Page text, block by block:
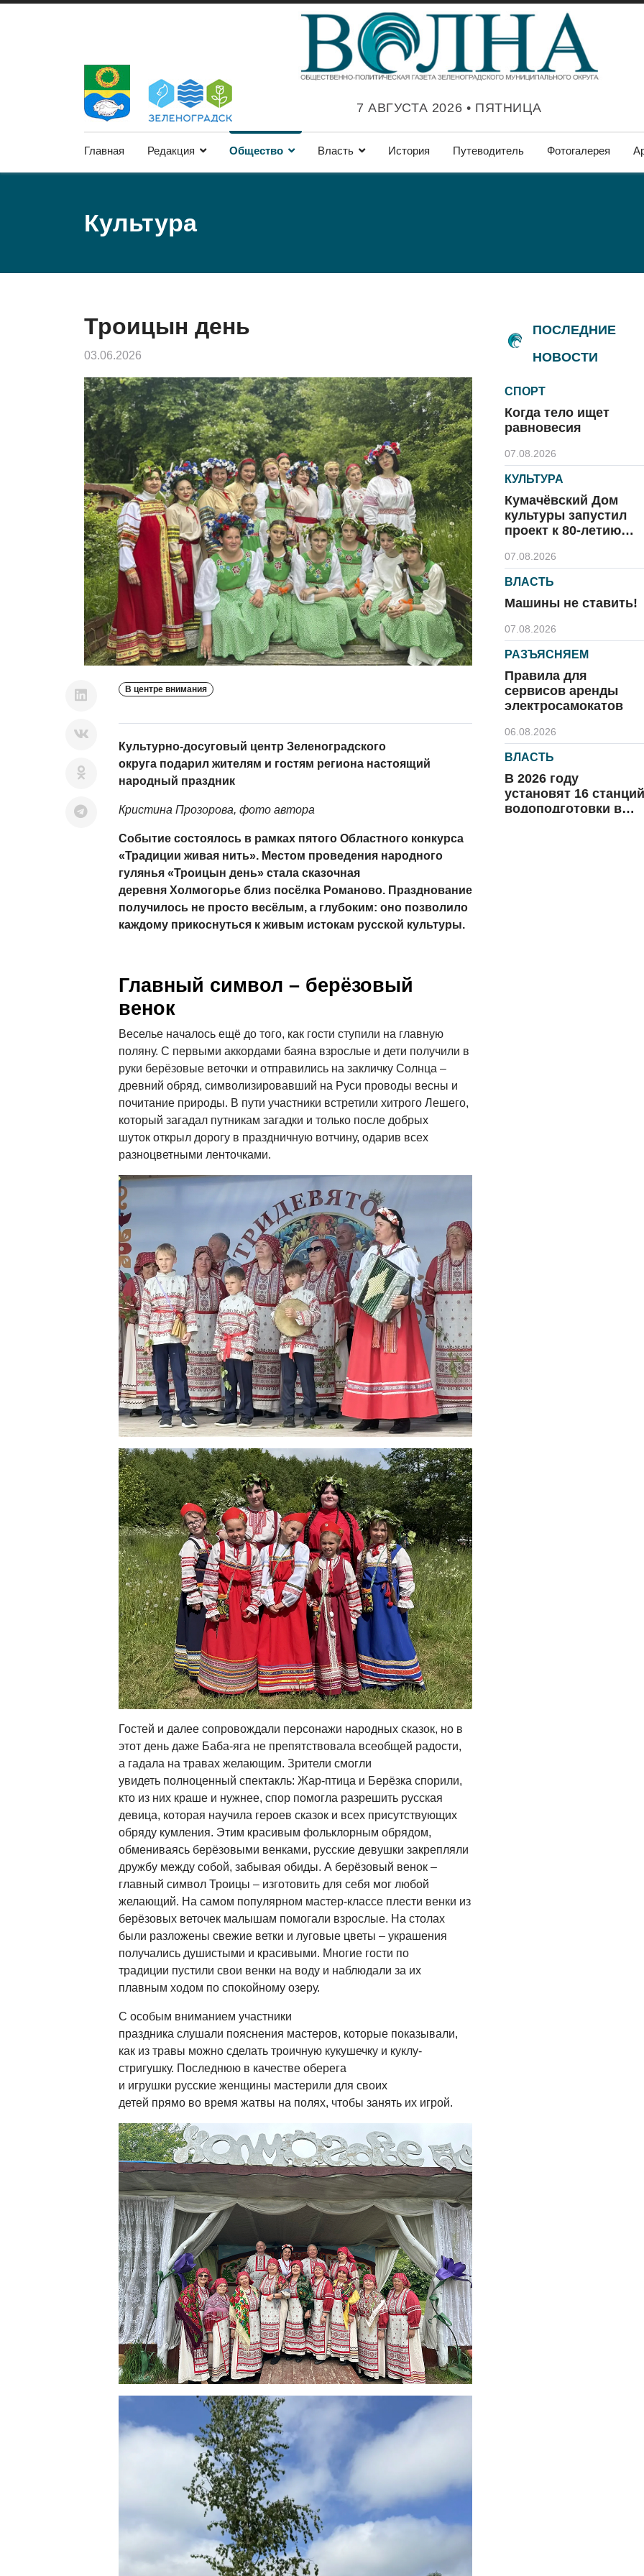
7 АВГУСТА 2026 • ПЯТНИЦА
Главная Редакция Общество Власть История Путеводитель Фотогалерея
Культура
Троицын день
03.06.2026
В центре внимания
Культурно-досуговый центр Зеленоградского
округа подарил жителям и гостям региона настоящий
народный праздник
Кристина Прозорова, фото автора
Событие состоялось в рамках пятого Областного конкурса
«Традиции живая нить». Местом проведения народного
гулянья «Троицын день» стала сказочная
деревня Холмогорье близ посёлка Романово. Празднование
получилось не просто весёлым, а глубоким: оно позволило
каждому прикоснуться к живым истокам русской культуры.
Главный символ – берёзовый
венок
Веселье началось ещё до того, как гости ступили на главную
поляну. С первыми аккордами баяна взрослые и дети получили в
руки берёзовые веточки и отправились на закличку Солнца –
древний обряд, символизировавший на Руси проводы весны и
почитание природы. В пути участники встретили хитрого Лешего,
который загадал путникам загадки и только после добрых
шуток открыл дорогу в праздничную вотчину, одарив всех
разноцветными ленточками.
Гостей и далее сопровождали персонажи народных сказок, но в
этот день даже Баба-яга не препятствовала всеобщей радости,
а гадала на травах желающим. Зрители смогли
увидеть полноценный спектакль: Жар-птица и Берёзка спорили,
кто из них краше и нужнее, спор помогла разрешить русская
девица, которая научила героев сказок и всех присутствующих
обряду кумления. Этим красивым фольклорным обрядом,
обмениваясь берёзовыми венками, русские девушки закрепляли
дружбу между собой, забывая обиды. А берёзовый венок –
главный символ Троицы – изготовить для себя мог любой
желающий. На самом популярном мастер-классе плести венки из
берёзовых веточек малышам помогали взрослые. На столах
были разложены свежие ветки и луговые цветы – украшения
получались душистыми и красивыми. Многие гости по
традиции пустили свои венки на воду и наблюдали за их
плавным ходом по спокойному озеру.
С особым вниманием участники
праздника слушали пояснения мастеров, которые показывали,
как из травы можно сделать троичную кукушечку и куклу-
стригушку. Последнюю в качестве оберега
и игрушки русские женщины мастерили для своих
детей прямо во время жатвы на полях, чтобы занять их игрой.
ПОСЛЕДНИЕ
НОВОСТИ
СПОРТ
Когда тело ищет
равновесия
07.08.2026
КУЛЬТУРА
Кумачёвский Дом
культуры запустил
проект к 80-летию
07.08.2026
ВЛАСТЬ
Машины не ставить!
07.08.2026
РАЗЪЯСНЯЕМ
Правила для
сервисов аренды
электросамокатов
06.08.2026
ВЛАСТЬ
В 2026 году
установят 16 станций
водоподготовки в